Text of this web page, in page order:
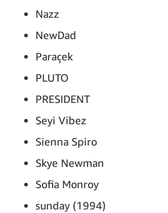
Nazz
NewDad
Paraçek
PLUTO
PRESIDENT
Seyi Vibez
Sienna Spiro
Skye Newman
Sofia Monroy
sunday (1994)